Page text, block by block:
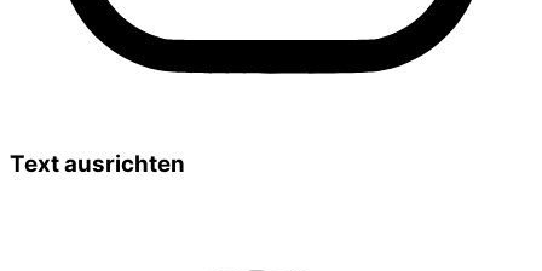
Text ausrichten